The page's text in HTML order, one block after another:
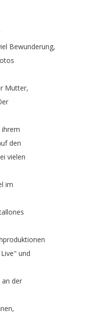
Bewunderung,
Mutter,
ihrem
den
vielen
im
Live" und
an der
,